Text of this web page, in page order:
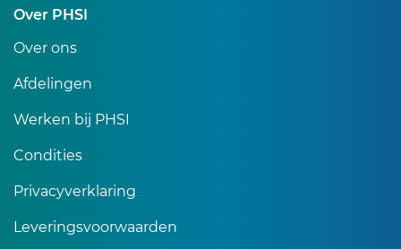
Over PHSI
Over ons
Afdelingen
Werken bij PHSI
Condities
Privacyverklaring
Leveringsvoorwaarden